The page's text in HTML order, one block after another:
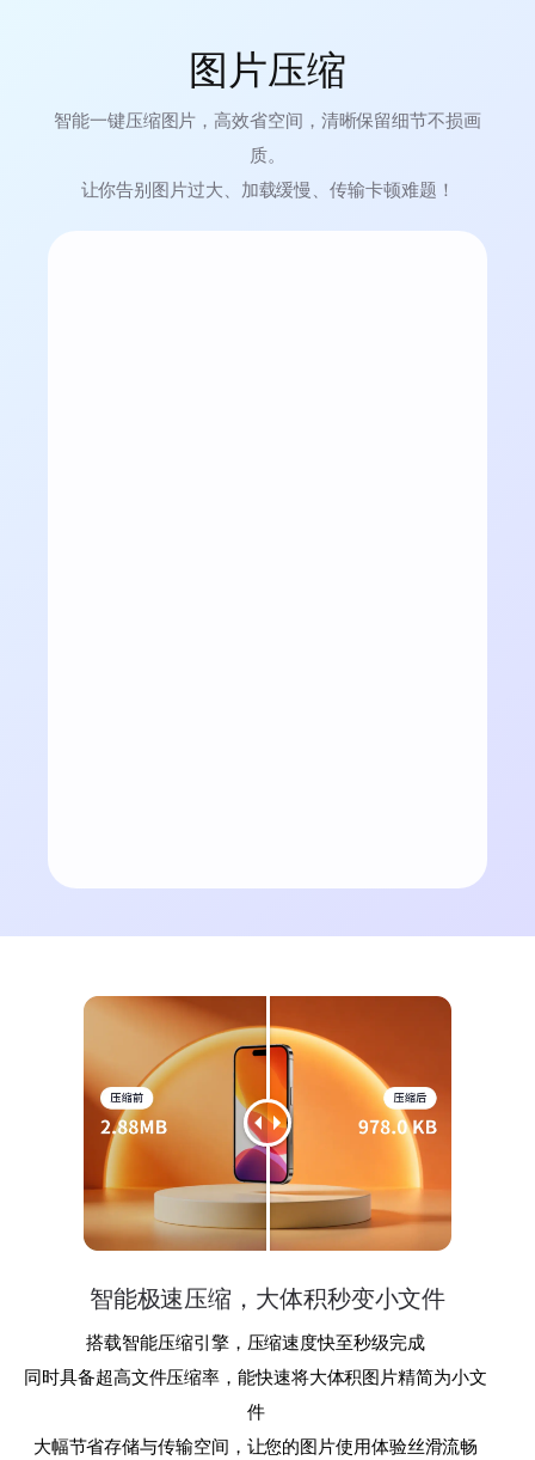
图片压缩
智能一键压缩图片，高效省空间，清晰保留细节不损画
质。
让你告别图片过大、加载缓慢、传输卡顿难题！
智能极速压缩，大体积秒变小文件
搭载智能压缩引擎，压缩速度快至秒级完成
同时具备超高文件压缩率，能快速将大体积图片精简为小文
件
大幅节省存储与传输空间，让您的图片使用体验丝滑流畅